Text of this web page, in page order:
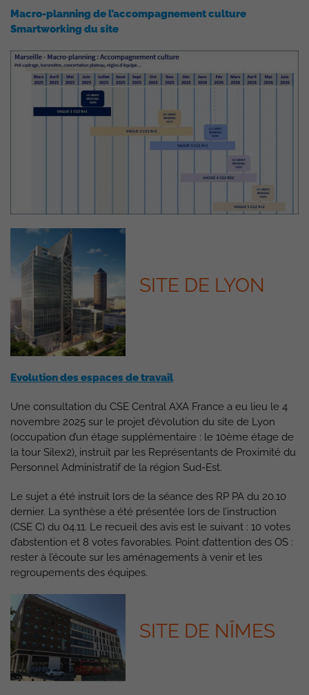
Macro-planning de l’accompagnement culture
Smartworking du site
SITE DE LYON
Evolution des espaces de travail
Une consultation du CSE Central AXA France a eu lieu le 4
novembre 2025 sur le projet d’évolution du site de Lyon
(occupation d’un étage supplémentaire : le 10ème étage de
la tour Silex2), instruit par les Représentants de Proximité du
Personnel Administratif de la région Sud-Est.
Le sujet a été instruit lors de la séance des RP PA du 20.10
dernier. La synthèse a été présentée lors de l’instruction
(CSE C) du 04.11. Le recueil des avis est le suivant : 10 votes
d’abstention et 8 votes favorables. Point d’attention des OS :
rester à l’écoute sur les aménagements à venir et les
regroupements des équipes.
SITE DE NÎMES